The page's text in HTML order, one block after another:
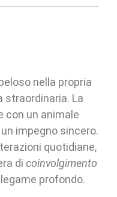
nella propria
straordinaria. La
con un animale
impegno sincero.
quotidiane,
di coinvolgimento
profondo.